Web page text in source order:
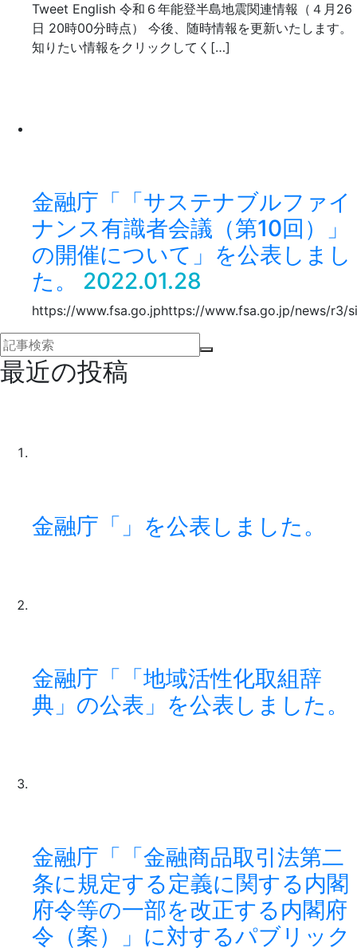
Tweet English 令和６年能登半島地震関連情報（４月26
日 20時00分時点） 今後、随時情報を更新いたします。
知りたい情報をクリックしてく[…]
金融庁「「サステナブルファイ
ナンス有識者会議（第10回）」
の開催について」を公表しまし
た。
2022.01.28
https://www.fsa.go.jphttps://www.fsa.go.jp/news/r3/
最近の投稿
金融庁「」を公表しました。
金融庁「「地域活性化取組辞
典」の公表」を公表しました。
金融庁「「金融商品取引法第二
条に規定する定義に関する内閣
府令等の一部を改正する内閣府
令（案）」に対するパブリック